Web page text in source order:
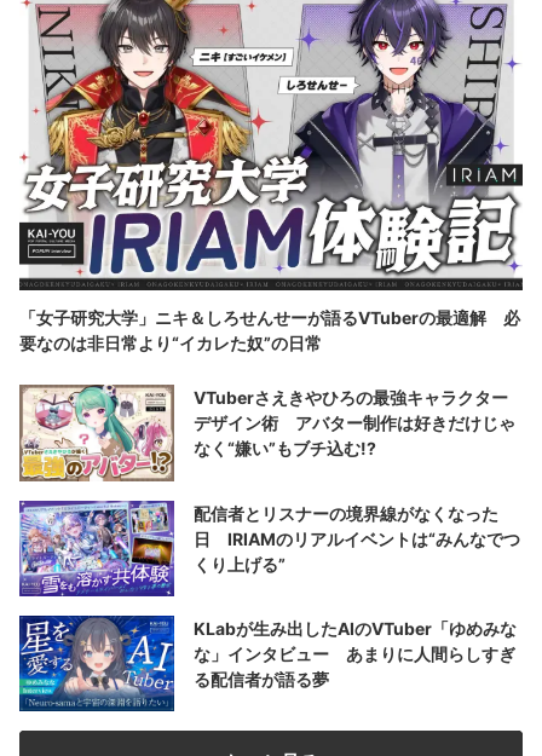
「女子研究大学」ニキ＆しろせんせーが語るVTuberの最適解 必
要なのは非日常より“イカレた奴”の日常
VTuberさえきやひろの最強キャラクター
デザイン術 アバター制作は好きだけじゃ
なく“嫌い”もブチ込む!?
配信者とリスナーの境界線がなくなった
日 IRIAMのリアルイベントは“みんなでつ
くり上げる”
KLabが生み出したAIのVTuber「ゆめみな
な」インタビュー あまりに人間らしすぎ
る配信者が語る夢